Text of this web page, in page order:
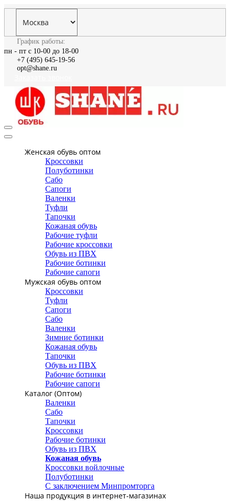
График работы:
пн - пт с 10-00 до 18-00
+7 (495) 645-19-56
opt@shane.ru
Женская обувь оптом
Кроссовки
Полуботинки
Сабо
Сапоги
Валенки
Туфли
Тапочки
Кожаная обувь
Рабочие туфли
Рабочие кроссовки
Обувь из ПВХ
Рабочие ботинки
Рабочие сапоги
Мужская обувь оптом
Кроссовки
Туфли
Сапоги
Сабо
Валенки
Зимние ботинки
Кожаная обувь
Тапочки
Обувь из ПВХ
Рабочие ботинки
Рабочие сапоги
Каталог (Оптом)
Валенки
Сабо
Тапочки
Кроссовки
Рабочие ботинки
Обувь из ПВХ
Кожаная обувь
Кроссовки войлочные
Полуботинки
С заключением Минпромторга
Наша продукция в интернет-магазинах